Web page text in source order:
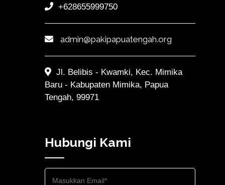
+628655999750
admin@pakipapuatengah.org
Jl. Belibis - Kwamki, Kec. Mimika
Baru - Kabupaten Mimika, Papua
Tengah, 99971
Hubungi Kami